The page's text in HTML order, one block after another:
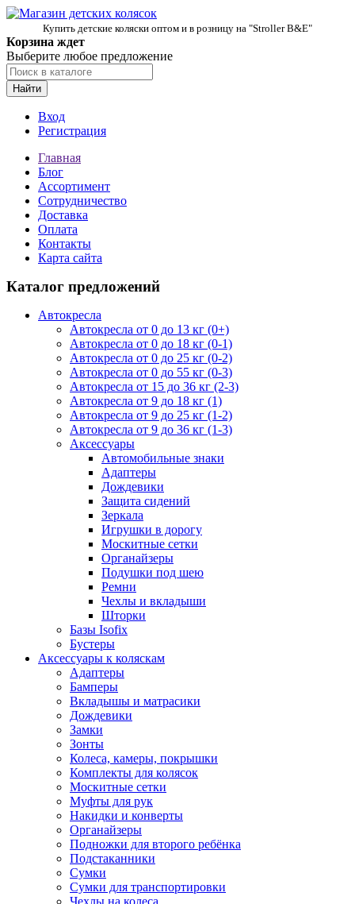
Купить детские коляски оптом и в розницу на "Stroller B&E"
Корзина ждет
Выберите любое предложение
Найти
Вход
Регистрация
Главная
Блог
Ассортимент
Сотрудничество
Доставка
Оплата
Контакты
Карта сайта
Каталог предложений
Автокресла
Автокресла от 0 до 13 кг (0+)
Автокресла от 0 до 18 кг (0-1)
Автокресла от 0 до 25 кг (0-2)
Автокресла от 0 до 55 кг (0-3)
Автокресла от 15 до 36 кг (2-3)
Автокресла от 9 до 18 кг (1)
Автокресла от 9 до 25 кг (1-2)
Автокресла от 9 до 36 кг (1-3)
Аксессуары
Автомобильные знаки
Адаптеры
Дождевики
Защита сидений
Зеркала
Игрушки в дорогу
Москитные сетки
Органайзеры
Подушки под шею
Ремни
Чехлы и вкладыши
Шторки
Базы Isofix
Бустеры
Аксессуары к коляскам
Адаптеры
Бамперы
Вкладышы и матрасики
Дождевики
Замки
Зонты
Колеса, камеры, покрышки
Комплекты для колясок
Москитные сетки
Муфты для рук
Накидки и конверты
Органайзеры
Подножки для второго ребёнка
Подстаканники
Сумки
Сумки для транспортировки
Чехлы на колеса